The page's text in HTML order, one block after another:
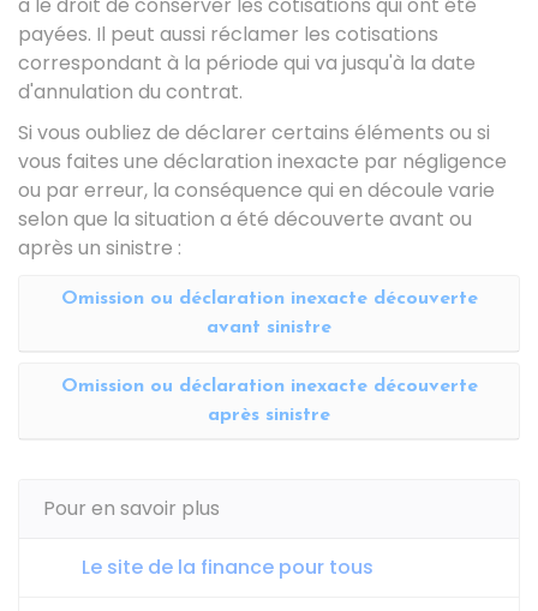
payées. Il peut aussi réclamer les cotisations
correspondant à la période qui va jusqu'à la date
d'annulation du contrat.
Si vous oubliez de déclarer certains éléments ou si
vous faites une déclaration inexacte par négligence
ou par erreur, la conséquence qui en découle varie
selon que la situation a été découverte avant ou
après un sinistre :
Omission ou déclaration inexacte découverte
avant sinistre
Omission ou déclaration inexacte découverte
après sinistre
Pour en savoir plus
Le site de la finance pour tous